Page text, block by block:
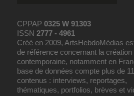
CPPAP0325 W 91303
ISSN2777 - 4961
Créé en 2009, ArtsHebdoMédias
de référence concernant la création
contemporaine, notamment en
base de données compte plus de
contenus : interviews, reportages,
thématiques, portfolios, brèves et